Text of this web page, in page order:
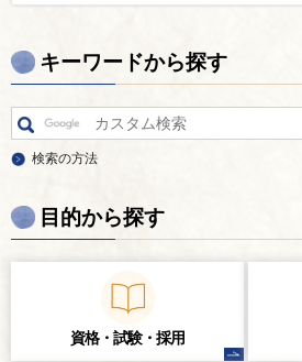
キーワードから探す
検索の方法
目的から探す
資格・試験・ 採用